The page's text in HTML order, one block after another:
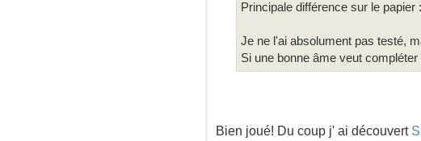
Principale différence sur le
Je ne l'ai absolument pas testé,
Si une bonne âme veut compléter
Bien joué! Du coup j' ai découvert